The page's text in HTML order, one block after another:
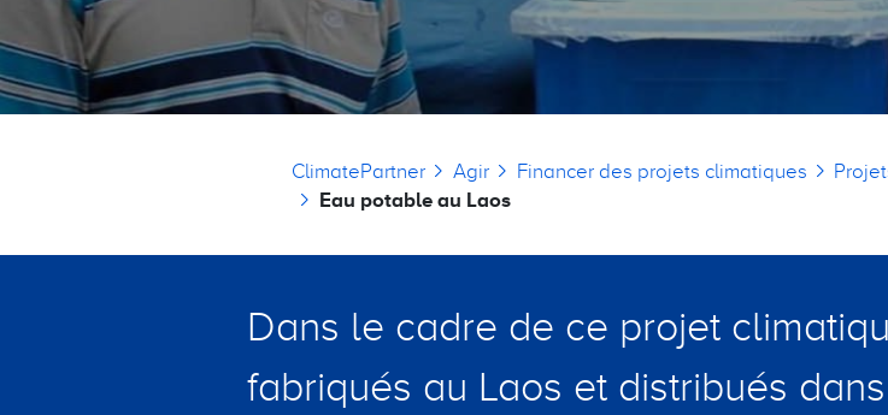
Fil d'Ariane
ClimatePartner Agir Financer des projets climatiques
Eau potable au Laos
Dans le cadre de ce projet
fabriqués au Laos et distribués